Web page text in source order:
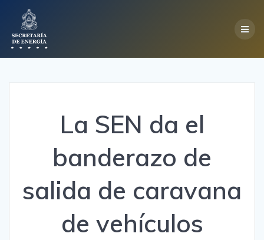
La SEN da el
banderazo de
salida de caravana
de vehículos